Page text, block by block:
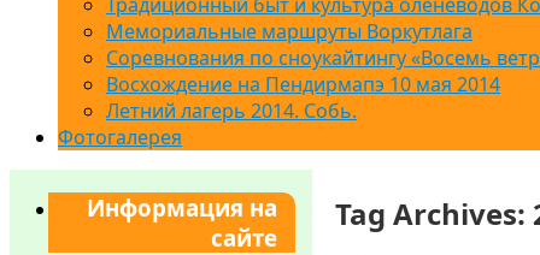
Мемориальные маршруты Воркутлага
Соревнования по сноукайтингу «Восемь
Восхождение на Пендирмапэ 10 мая 2014
Летний лагерь 2014. Собь.
Фотогалерея
Tag Archives:
Информация на
сайте